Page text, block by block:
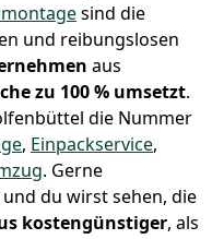
sind die
und reibungslosen
aus
zu 100 % umsetzt.
die Nummer
, Einpackservice,
. Gerne
du wirst sehen, die
kostengünstiger, als